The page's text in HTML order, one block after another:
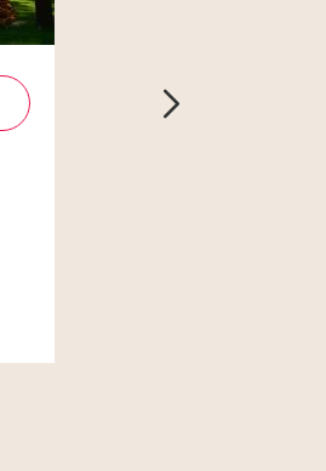
Du 17 octobre 2025
novembre 2026